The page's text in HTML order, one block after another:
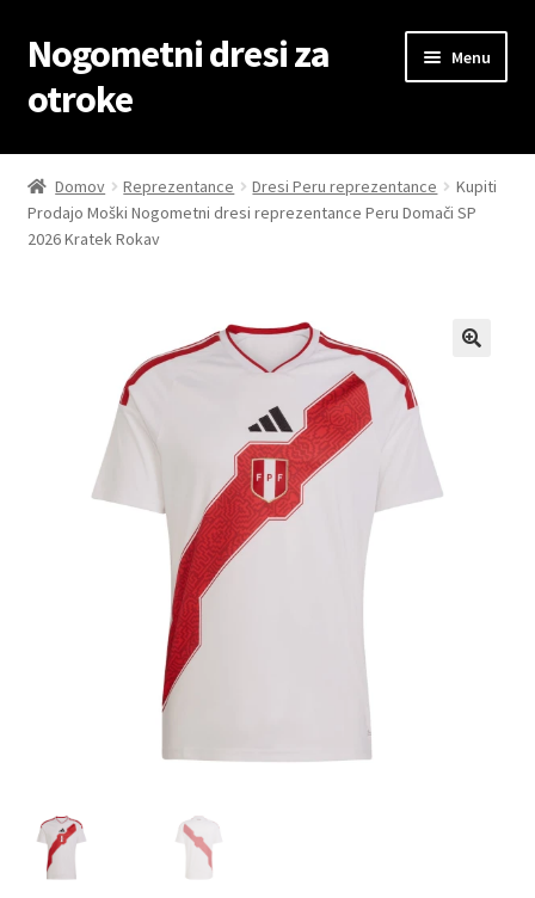
Skip
to
navigation
Skip
to
content
Nogometni dresi za
otroke
Menu
Domov
Blog
Trgovina
Zaključek nakupa
Domov Reprezentance Dresi Peru reprezentance
Kupiti
Prodajo Moški Nogometni dresi reprezentance Peru Domači SP
2026 Kratek Rokav